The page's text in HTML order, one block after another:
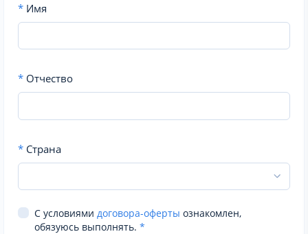
* Имя
* Отчество
* Страна
С условиями договора-оферты ознакомлен,
обязуюсь выполнять. *